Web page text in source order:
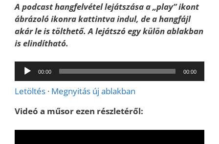
A podcast hangfelvétel lejátszása a „play” ikont
ábrázoló ikonra kattintva indul, de a hangfájl
akár le is tölthető. A lejátszó egy külön ablakban
is elindítható.
Audió
lejátszó
00:00 00:00
Letöltés · Megnyitás új ablakban
Videó a műsor ezen részletéről: